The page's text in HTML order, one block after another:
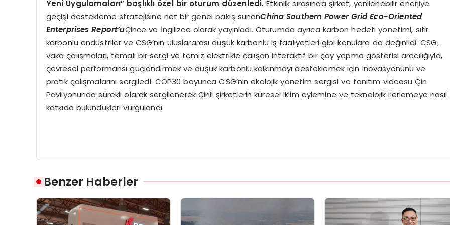
Yeni Uygulamaları” başlıklı özel bir oturum düzenledi.Etkinlik sırasında şirket, yenilenebilir enerjiye
geçişi destekleme stratejisine net bir genel bakış sunanChina Southern Power Grid Eco-Oriented
Enterprises Report’uÇince ve İngilizce olarak yayınladı. Oturumda ayrıca karbon hedefi yönetimi, sıfır
karbonlu endüstriler ve CSG’nin uluslararası düşük karbonlu iş faaliyetleri gibi konulara da değinildi. CSG,
vaka çalışmaları, temalı bir sergi ve temiz elektrikle çalışan interaktif bir çay yapma gösterisi aracılığıyla,
çevresel performansı güçlendirmek ve düşük karbonlu kalkınmayı desteklemek için inovasyonunu ve
pratik çalışmalarını sergiledi. COP30 boyunca CSG’nin ekolojik yönetim sergisi ve tanıtım videosu Çin
Pavilyonunda sürekli olarak sergilenerek Çinli şirketlerin küresel iklim eylemine ve teknolojik ilerlemeye nasıl
katkıda bulundukları vurgulandı.
Benzer Haberler